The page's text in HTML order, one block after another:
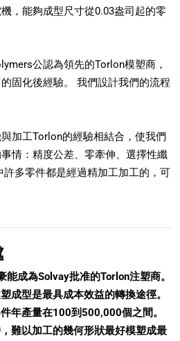
，能夠成型尺寸從0.03盎司起的零
公認為領先的Torlon模塑商，
固化後經驗。 我們設計我們的流程
加工Torlon的經驗相結合，使我們
情：精度公差、零牽伸、選擇性纖
多零件都是經過精加工加工的，可
成為Solvay批准的Torlon注塑商。
成型是最具成本效益的轉換途徑。
年產量在100到500,000個之間。
難以加工的幾何形狀最好模塑成最